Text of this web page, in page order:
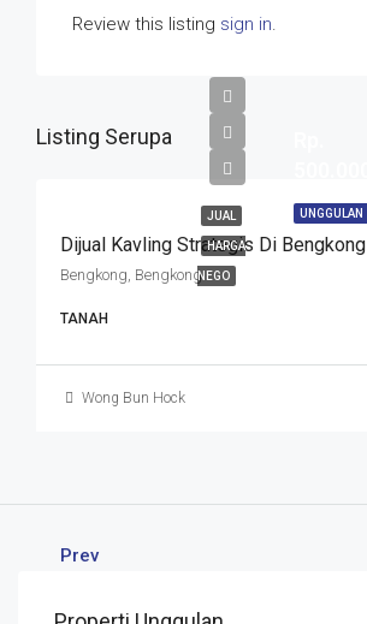
Review this listing sign in.
Listing Serupa
UNGGULAN
JUAL
HARGA
NEGO
Dijual Kavling Strategis Di Bengkong
Bengkong, Bengkong
TANAH
Wong Bun Hock
Prev